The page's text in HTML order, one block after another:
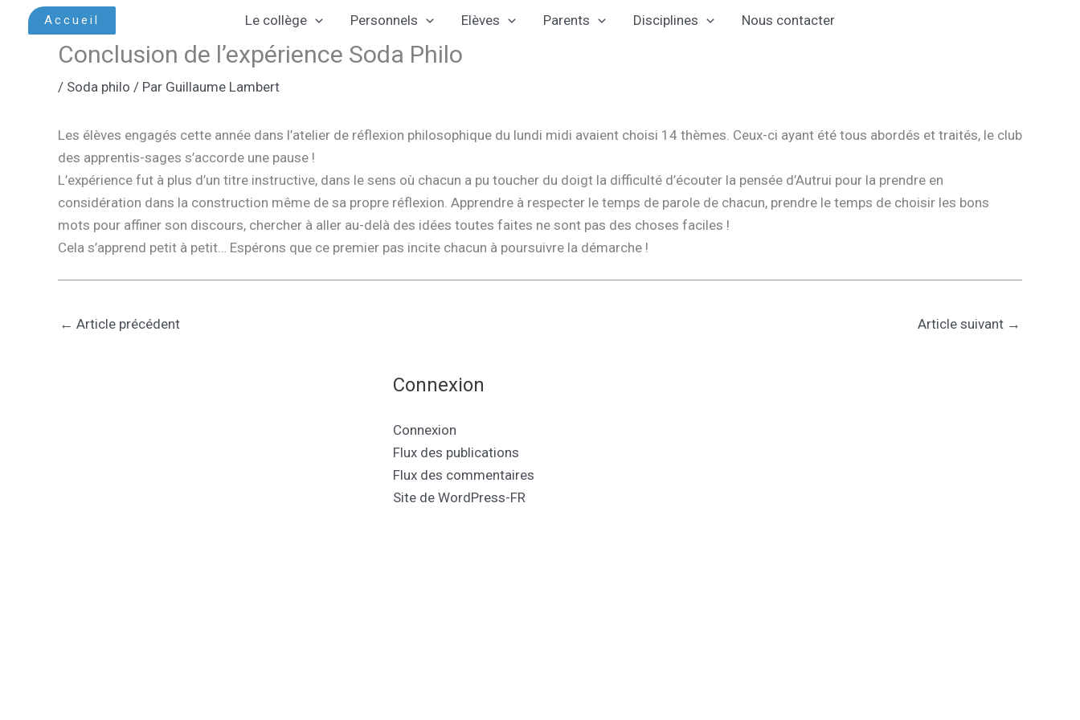
Accueil Le collège Personnels Elèves Parents Disciplines Nous contacter
Conclusion de l’expérience Soda Philo
/ Soda philo / Par Guillaume Lambert
Les élèves engagés cette année dans l’atelier de réflexion philosophique du lundi midi avaient choisi 14 thèmes. Ceux-ci ayant été tous abordés et traités, le club
des apprentis-sages s’accorde une pause !
L’expérience fut à plus d’un titre instructive, dans le sens où chacun a pu toucher du doigt la difficulté d’écouter la pensée d’Autrui pour la prendre en
considération dans la construction même de sa propre réflexion. Apprendre à respecter le temps de parole de chacun, prendre le temps de choisir les bons
mots pour affiner son discours, chercher à aller au-delà des idées toutes faites ne sont pas des choses faciles !
Cela s’apprend petit à petit… Espérons que ce premier pas incite chacun à poursuivre la démarche !
← Article précédent Article suivant →
Connexion
Connexion
Flux des publications
Flux des commentaires
Site de WordPress-FR